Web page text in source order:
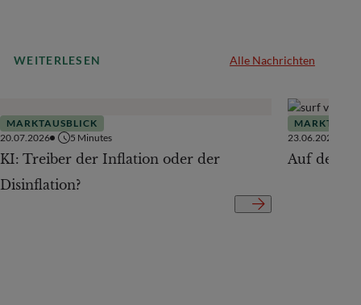
WEITERLESEN Alle Nachrichten
MARKTAUSBLICK
20.07.2026
5 Minutes
KI: Treiber der Inflation oder der
Disinflation?
23.06.2026
Auf der